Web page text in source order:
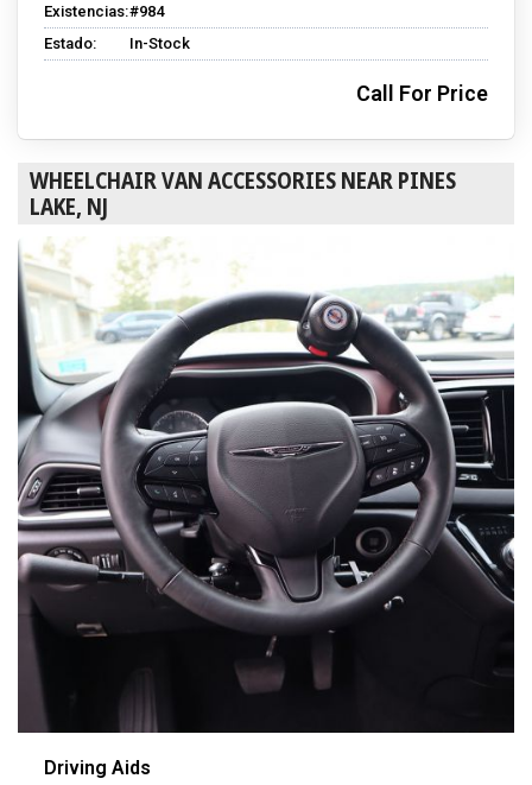
Existencias:#984
Estado:
In-Stock
Call For Price
WHEELCHAIR VAN ACCESSORIES NEAR PINES
LAKE, NJ
Driving Aids